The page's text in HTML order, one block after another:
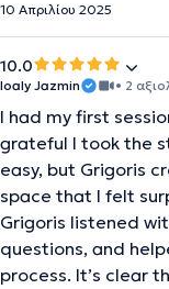
10 Απριλίου 2025
10.0
Ioaly Jazmin • 2
I had my first
grateful I took the
easy, but Grigoris
space that I felt
Grigoris listened
questions, and
process. It’s clear